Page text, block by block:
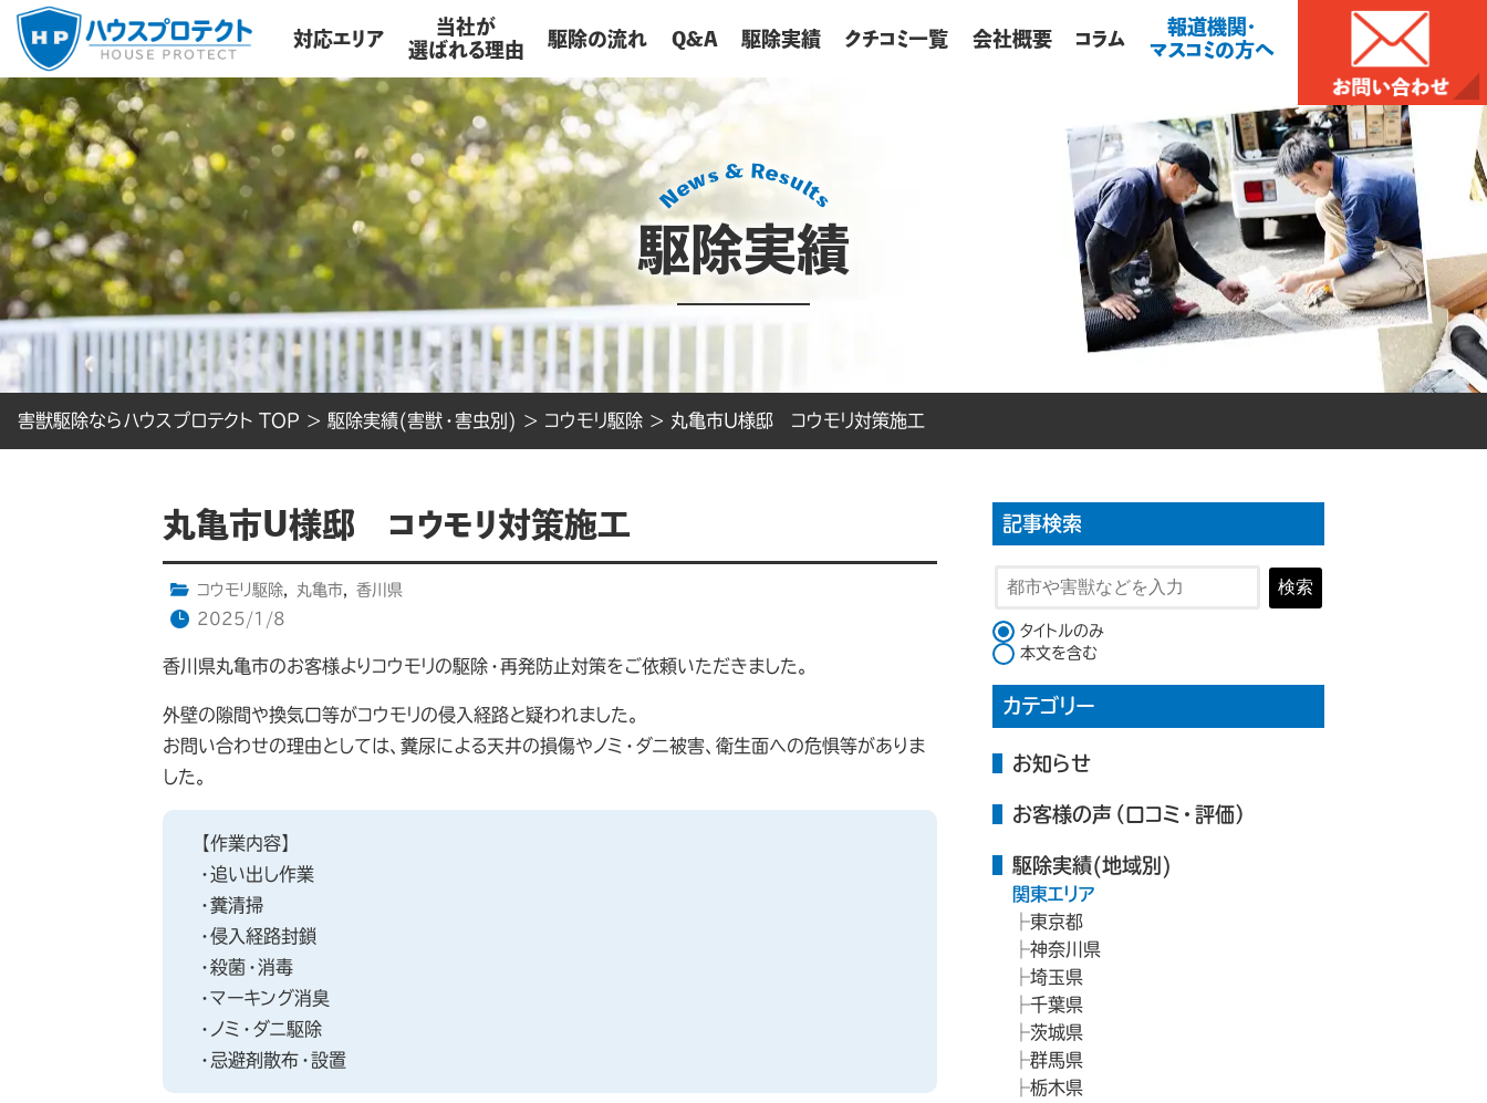
対応エリア
当社が
選ばれる理由
駆除の流れ Q&A 駆除実績 クチコミ一覧 会社概要 コラム
報道機関・
マスコミの方へ
駆除実績
害獣駆除ならハウスプロテクト TOP > 駆除実績(害獣・害虫別) > コウモリ駆除 > 丸亀市U様邸 コウモリ対策施工
丸亀市U様邸 コウモリ対策施工
コウモリ駆除, 丸亀市,
香川県
2025/1/8
香川県丸亀市のお客様よりコウモリの駆除・再発防止対策をご依頼いただきました。
外壁の隙間や換気口等がコウモリの侵入経路と疑われました。
お問い合わせの理由としては、糞尿による天井の損傷やノミ・ダニ被害、衛生面への危惧等がありま
した。
【作業内容】
・追い出し作業
・糞清掃
・侵入経路封鎖
・殺菌・消毒
・マーキング消臭
・ノミ・ダニ駆除
・忌避剤散布・設置
記事検索
検索
検索対象
タイトルのみ
本文を含む
カテゴリー
お知らせ
お客様の声（口コミ・評価）
駆除実績(地域別)
関東エリア
東京都
神奈川県
埼玉県
千葉県
茨城県
群馬県
栃木県